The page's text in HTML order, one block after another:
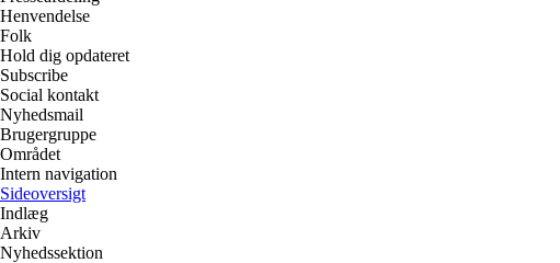
Henvendelse
Folk
Hold dig opdateret
Subscribe
Social kontakt
Nyhedsmail
Brugergruppe
Området
Intern navigation
Sideoversigt
Indlæg
Arkiv
Nyhedssektion